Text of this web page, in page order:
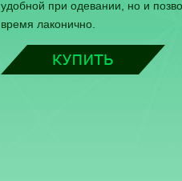
удобной при одевании, но и
время лаконично.